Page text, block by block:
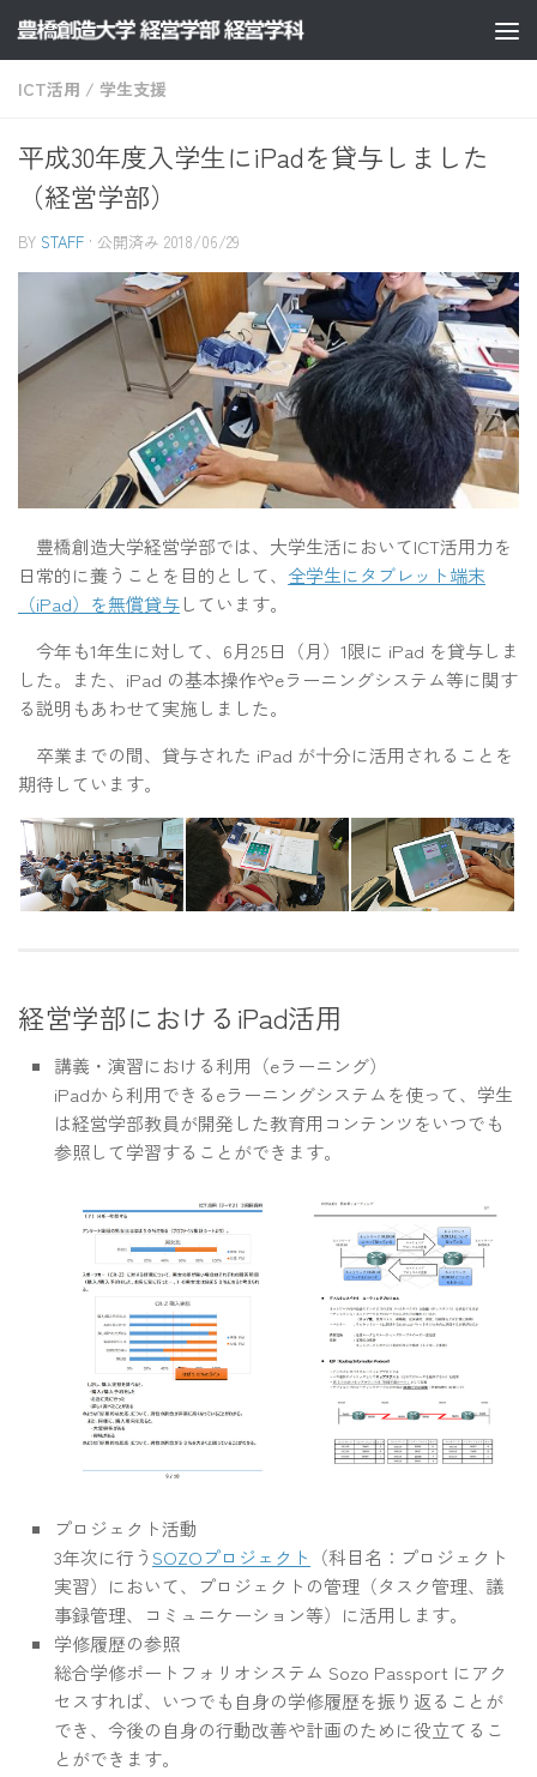
コンテンツへスキップ
ICT活用 / 学生支援
平成30年度入学生にiPadを貸与しました
（経営学部）
BY STAFF · 公開済み 2018/06/29
豊橋創造大学経営学部では、大学生活においてICT活用力を
日常的に養うことを目的として、 全学生にタブレット端末
（iPad）を無償貸与しています。
今年も1年生に対して、6月25日（月）1限に iPad を貸与しま
した。また、iPad の基本操作やeラーニングシステム等に関す
る説明もあわせて実施しました。
卒業までの間、貸与された iPad が十分に活用されることを
期待しています。
経営学部におけるiPad活用
講義・演習における利用（eラーニング）
iPadから利用できるeラーニングシステムを使って、学生
は経営学部教員が開発した教育用コンテンツをいつでも
参照して学習することができます。
プロジェクト活動
3年次に行う SOZOプロジェクト
（科目名：プロジェクト
実習）において、プロジェクトの管理（タスク管理、議
事録管理、コミュニケーション等）に活用します。
学修履歴の参照
総合学修ポートフォリオシステム Sozo Passport にアク
セスすれば、いつでも自身の学修履歴を振り返ることが
でき、今後の自身の行動改善や計画のために役立てるこ
とができます。